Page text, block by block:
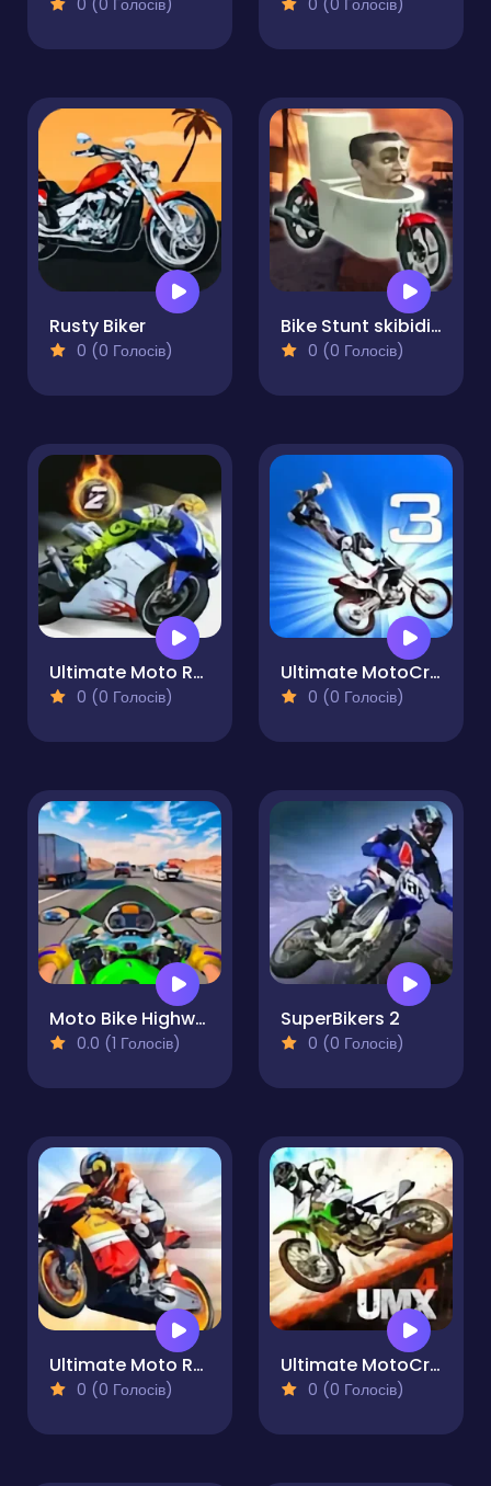
0 (0 Голосів) 0 (0 Голосів)
Rusty Biker
0 (0 Голосів)
Bike Stunt skibidi Toilet
0 (0 Голосів)
Ultimate Moto RR 2
0 (0 Голосів)
Ultimate MotoCross 3
0 (0 Голосів)
Moto Bike Highway Racing Game
0.0 (1 Голосів)
SuperBikers 2
0 (0 Голосів)
Ultimate Moto RR 4
0 (0 Голосів)
Ultimate MotoCross 4
0 (0 Голосів)